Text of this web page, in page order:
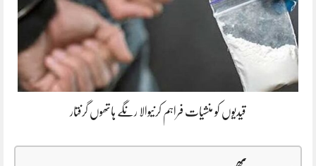
قیدیوں کو منشیات فراہم کرنیوالا رنگے ہاتھوں گرفتار